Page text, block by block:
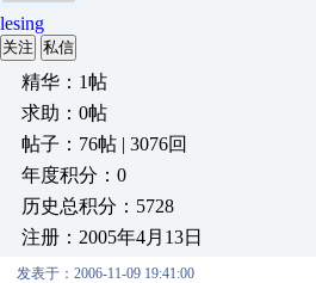
lesing
关注 私信
精华：1帖
求助：0帖
帖子：76帖 | 3076回
年度积分：0
历史总积分：5728
注册：2005年4月13日
发表于：2006-11-09 19:41:00